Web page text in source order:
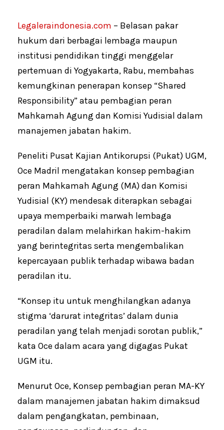
Legaleraindonesia.com – Belasan pakar
hukum dari berbagai lembaga maupun
institusi pendidikan tinggi menggelar
pertemuan di Yogyakarta, Rabu, membahas
kemungkinan penerapan konsep “Shared
Responsibility” atau pembagian peran
Mahkamah Agung dan Komisi Yudisial dalam
manajemen jabatan hakim.
Peneliti Pusat Kajian Antikorupsi (Pukat) UGM,
Oce Madril mengatakan konsep pembagian
peran Mahkamah Agung (MA) dan Komisi
Yudisial (KY) mendesak diterapkan sebagai
upaya memperbaiki marwah lembaga
peradilan dalam melahirkan hakim-hakim
yang berintegritas serta mengembalikan
kepercayaan publik terhadap wibawa badan
peradilan itu.
“Konsep itu untuk menghilangkan adanya
stigma ‘darurat integritas’ dalam dunia
peradilan yang telah menjadi sorotan publik,”
kata Oce dalam acara yang digagas Pukat
UGM itu.
Menurut Oce, Konsep pembagian peran MA-KY
dalam manajemen jabatan hakim dimaksud
dalam pengangkatan, pembinaan,